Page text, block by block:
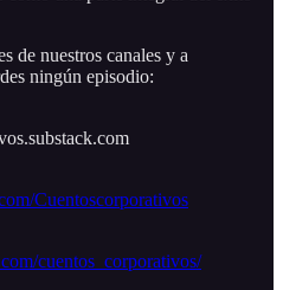
de nuestros canales y a
ningún episodio:
Cuentoscorporativos
cuentos_corporativos/